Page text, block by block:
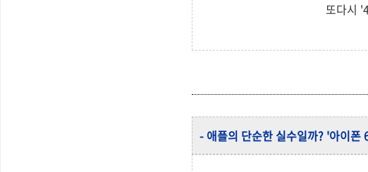
또다시
- 애플의 단순한 실수일까? '아이폰